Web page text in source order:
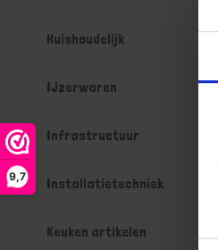
9,7
Huishoudelijk
IJzerwaren
Infrastructuur
Installatietechniek
Keuken artikelen